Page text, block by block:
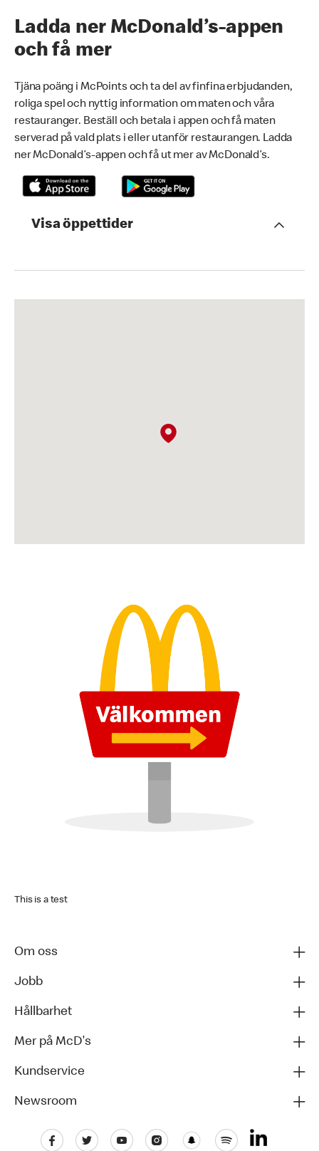
Ladda ner McDonald’s-appen
och få mer
Tjäna poäng i McPoints och ta del av finfina erbjudanden,
roliga spel och nyttig information om maten och våra
restauranger. Beställ och betala i appen och få maten
serverad på vald plats i eller utanför restaurangen. Ladda
ner McDonald’s-appen och få ut mer av McDonald’s.
Visa öppettider
This is a test
Om oss
Jobb
Hållbarhet
Mer på McD's
Kundservice
Newsroom